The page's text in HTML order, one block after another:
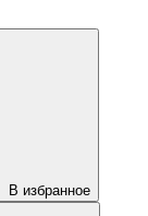
В избранное